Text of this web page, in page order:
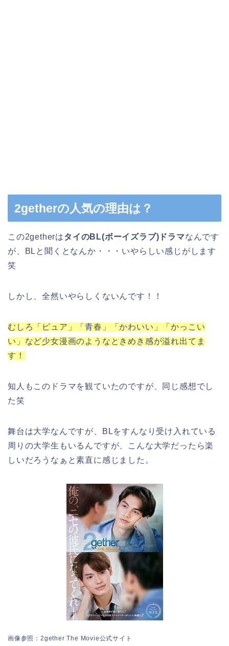
2getherの人気の理由は？
この2getherはタイのBL(ボーイズラブ)ドラマなんです
が、BLと聞くとなんか・・・いやらしい感じがします
笑
しかし、全然いやらしくないんです！！
むしろ「ピュア」「青春」「かわいい」「かっこい
い」など少女漫画のようなときめき感が溢れ出てま
す！
知人もこのドラマを観ていたのですが、同じ感想でし
た笑
舞台は大学なんですが、BLをすんなり受け入れている
周りの大学生もいるんですが、こんな大学だったら楽
しいだろうなぁと素直に感じました。
画像参照：2gether The Movie公式サイト